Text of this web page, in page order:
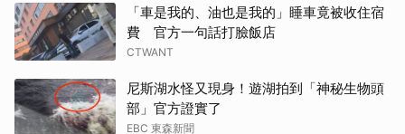
「車是我的、油也是我的」睡車竟被收住宿
費 官方一句話打臉飯店
CTWANT
尼斯湖水怪又現身！遊湖拍到「神秘生物頭
部」官方證實了
EBC 東森新聞